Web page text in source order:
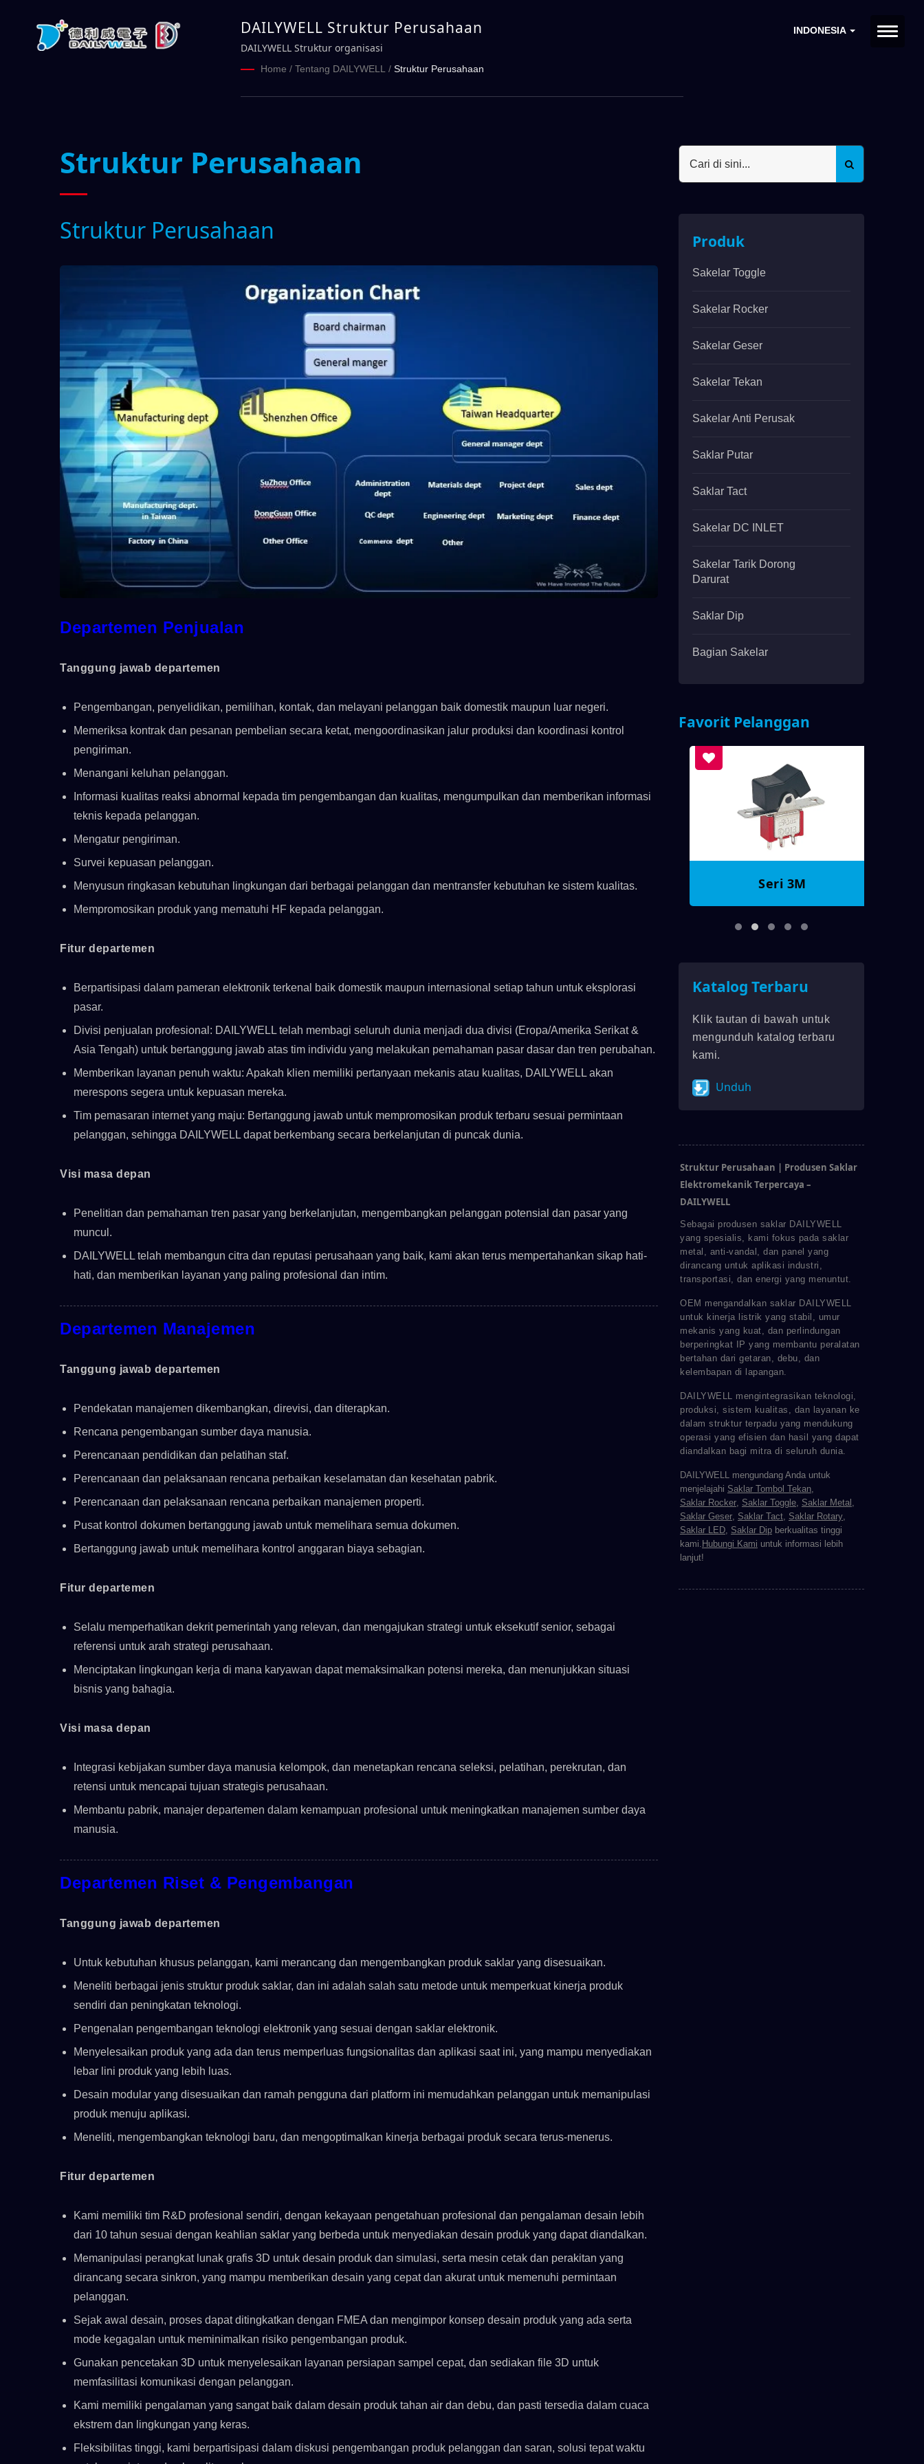
INDONESIA
DAILYWELL Struktur Perusahaan
DAILYWELL Struktur organisasi
Home / Tentang DAILYWELL / Struktur Perusahaan
Struktur Perusahaan
Struktur Perusahaan
Departemen Penjualan
Tanggung jawab departemen
Pengembangan, penyelidikan, pemilihan, kontak, dan melayani pelanggan baik domestik maupun luar negeri.
Memeriksa kontrak dan pesanan pembelian secara ketat, mengoordinasikan jalur produksi dan koordinasi kontrol
pengiriman.
Menangani keluhan pelanggan.
Informasi kualitas reaksi abnormal kepada tim pengembangan dan kualitas, mengumpulkan dan memberikan informasi
teknis kepada pelanggan.
Mengatur pengiriman.
Survei kepuasan pelanggan.
Menyusun ringkasan kebutuhan lingkungan dari berbagai pelanggan dan mentransfer kebutuhan ke sistem kualitas.
Mempromosikan produk yang mematuhi HF kepada pelanggan.
Fitur departemen
Berpartisipasi dalam pameran elektronik terkenal baik domestik maupun internasional setiap tahun untuk eksplorasi
pasar.
Divisi penjualan profesional: DAILYWELL telah membagi seluruh dunia menjadi dua divisi (Eropa/Amerika Serikat &
Asia Tengah) untuk bertanggung jawab atas tim individu yang melakukan pemahaman pasar dasar dan tren perubahan.
Memberikan layanan penuh waktu: Apakah klien memiliki pertanyaan mekanis atau kualitas, DAILYWELL akan
merespons segera untuk kepuasan mereka.
Tim pemasaran internet yang maju: Bertanggung jawab untuk mempromosikan produk terbaru sesuai permintaan
pelanggan, sehingga DAILYWELL dapat berkembang secara berkelanjutan di puncak dunia.
Visi masa depan
Penelitian dan pemahaman tren pasar yang berkelanjutan, mengembangkan pelanggan potensial dan pasar yang
muncul.
DAILYWELL telah membangun citra dan reputasi perusahaan yang baik, kami akan terus mempertahankan sikap hati-
hati, dan memberikan layanan yang paling profesional dan intim.
Departemen Manajemen
Tanggung jawab departemen
Pendekatan manajemen dikembangkan, direvisi, dan diterapkan.
Rencana pengembangan sumber daya manusia.
Perencanaan pendidikan dan pelatihan staf.
Perencanaan dan pelaksanaan rencana perbaikan keselamatan dan kesehatan pabrik.
Perencanaan dan pelaksanaan rencana perbaikan manajemen properti.
Pusat kontrol dokumen bertanggung jawab untuk memelihara semua dokumen.
Bertanggung jawab untuk memelihara kontrol anggaran biaya sebagian.
Fitur departemen
Selalu memperhatikan dekrit pemerintah yang relevan, dan mengajukan strategi untuk eksekutif senior, sebagai
referensi untuk arah strategi perusahaan.
Menciptakan lingkungan kerja di mana karyawan dapat memaksimalkan potensi mereka, dan menunjukkan situasi
bisnis yang bahagia.
Visi masa depan
Integrasi kebijakan sumber daya manusia kelompok, dan menetapkan rencana seleksi, pelatihan, perekrutan, dan
retensi untuk mencapai tujuan strategis perusahaan.
Membantu pabrik, manajer departemen dalam kemampuan profesional untuk meningkatkan manajemen sumber daya
manusia.
Departemen Riset & Pengembangan
Tanggung jawab departemen
Untuk kebutuhan khusus pelanggan, kami merancang dan mengembangkan produk saklar yang disesuaikan.
Meneliti berbagai jenis struktur produk saklar, dan ini adalah salah satu metode untuk memperkuat kinerja produk
sendiri dan peningkatan teknologi.
Pengenalan pengembangan teknologi elektronik yang sesuai dengan saklar elektronik.
Menyelesaikan produk yang ada dan terus memperluas fungsionalitas dan aplikasi saat ini, yang mampu menyediakan
lebar lini produk yang lebih luas.
Desain modular yang disesuaikan dan ramah pengguna dari platform ini memudahkan pelanggan untuk memanipulasi
produk menuju aplikasi.
Meneliti, mengembangkan teknologi baru, dan mengoptimalkan kinerja berbagai produk secara terus-menerus.
Fitur departemen
Kami memiliki tim R&D profesional sendiri, dengan kekayaan pengetahuan profesional dan pengalaman desain lebih
dari 10 tahun sesuai dengan keahlian saklar yang berbeda untuk menyediakan desain produk yang dapat diandalkan.
Memanipulasi perangkat lunak grafis 3D untuk desain produk dan simulasi, serta mesin cetak dan perakitan yang
dirancang secara sinkron, yang mampu memberikan desain yang cepat dan akurat untuk memenuhi permintaan
pelanggan.
Sejak awal desain, proses dapat ditingkatkan dengan FMEA dan mengimpor konsep desain produk yang ada serta
mode kegagalan untuk meminimalkan risiko pengembangan produk.
Gunakan pencetakan 3D untuk menyelesaikan layanan persiapan sampel cepat, dan sediakan file 3D untuk
memfasilitasi komunikasi dengan pelanggan.
Kami memiliki pengalaman yang sangat baik dalam desain produk tahan air dan debu, dan pasti tersedia dalam cuaca
ekstrem dan lingkungan yang keras.
Fleksibilitas tinggi, kami berpartisipasi dalam diskusi pengembangan produk pelanggan dan saran, solusi tepat waktu
Produk
Sakelar Toggle
Sakelar Rocker
Sakelar Geser
Sakelar Tekan
Sakelar Anti Perusak
Saklar Putar
Saklar Tact
Sakelar DC INLET
Sakelar Tarik Dorong
Darurat
Saklar Dip
Bagian Sakelar
Favorit Pelanggan
Seri 7M Seri MPB Seri 1M Seri 3M
Katalog Terbaru
Klik tautan di bawah untuk
mengunduh katalog terbaru
kami.
Unduh
Struktur Perusahaan | Produsen Saklar
Elektromekanik Terpercaya –
DAILYWELL
Sebagai produsen saklar DAILYWELL
yang spesialis, kami fokus pada saklar
metal, anti-vandal, dan panel yang
dirancang untuk aplikasi industri,
transportasi, dan energi yang menuntut.
OEM mengandalkan saklar DAILYWELL
untuk kinerja listrik yang stabil, umur
mekanis yang kuat, dan perlindungan
berperingkat IP yang membantu peralatan
bertahan dari getaran, debu, dan
kelembapan di lapangan.
DAILYWELL mengintegrasikan teknologi,
produksi, sistem kualitas, dan layanan ke
dalam struktur terpadu yang mendukung
operasi yang efisien dan hasil yang dapat
diandalkan bagi mitra di seluruh dunia.
DAILYWELL mengundang Anda untuk
menjelajahi Saklar Tombol Tekan,
Saklar Rocker, Saklar Toggle, Saklar Metal ,
Saklar Geser, Saklar Tact, Saklar Rotary,
Saklar LED, Saklar Dip berkualitas tinggi
kami. Hubungi Kami untuk informasi lebih
lanjut!